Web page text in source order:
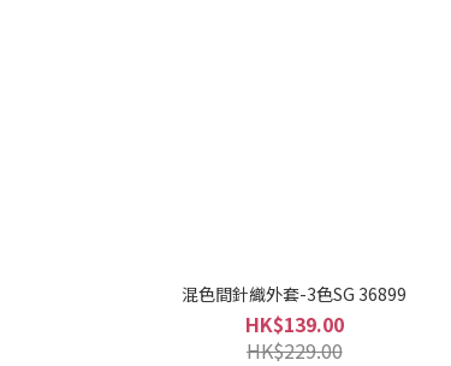
混色間針織外套-3色SG 36899
HK$139.00
HK$229.00